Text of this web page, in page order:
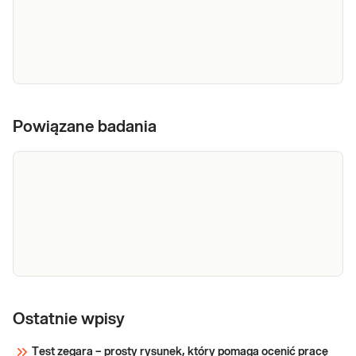
badania na
Powiązane badania
krwi
badanie krwi oceniające liczbę i wygląd krwinek:
krwi. Pomaga w wykrywaniu infekcji, stanów
Ostatnie wpisy
Test zegara – prosty rysunek, który pomaga ocenić pracę